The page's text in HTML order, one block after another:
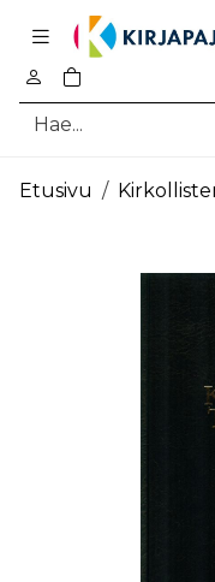
0
tuotetta
Pääsisältö
Etusivu